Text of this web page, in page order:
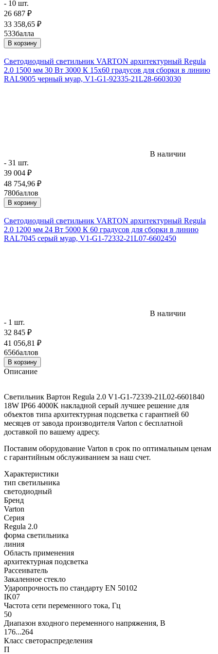
- 10 шт.
26 687 ₽
33 358,65 ₽
533балла
В корзину
Светодиодный светильник VARTON архитектурный Regula
2.0 1500 мм 30 Вт 3000 К 15х60 градусов для сборки в линию
RAL9005 черный муар, V1-G1-92335-21L28-6603030
В наличии
- 31 шт.
39 004 ₽
48 754,96 ₽
780баллов
В корзину
Светодиодный светильник VARTON архитектурный Regula
2.0 1200 мм 24 Вт 5000 К 60 градусов для сборки в линию
RAL7045 серый муар, V1-G1-72332-21L07-6602450
В наличии
- 1 шт.
32 845 ₽
41 056,81 ₽
656баллов
В корзину
Описание
Светильник Вартон Regula 2.0 V1-G1-72339-21L02-6601840
18W IP66 4000K накладной серый лучшее решение для
объектов типа архитектурная подсветка с гарантией 60
месяцев от завода производителя Varton с бесплатной
доставкой по вашему адресу.
Поставим оборудование Varton в срок по оптимальным ценам
с гарантийным обслуживанием за наш счет.
Характеристики
тип светильника
светодиодный
Бренд
Varton
Серия
Regula 2.0
форма светильника
линия
Область применения
архитектурная подсветка
Рассеиватель
Закаленное стекло
Ударопрочность по стандарту EN 50102
IK07
Частота сети переменного тока, Гц
50
Диапазон входного переменного напряжения, В
176...264
Класс светораспределения
П